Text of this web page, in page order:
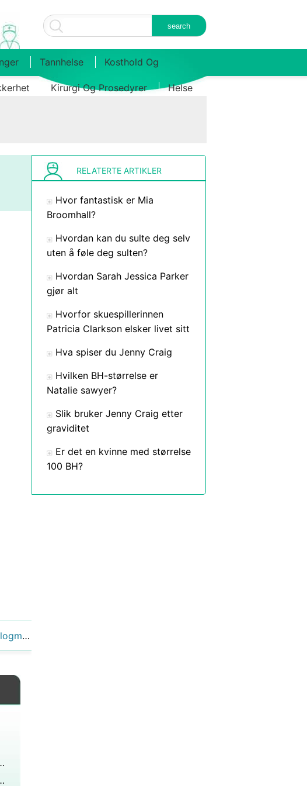
Tannhelse Kosthold Og
Kirurgi Og Prosedyrer Helse
Hvor gammel er mote- og katalogmodellen Bethany Nagy?
Craig eller Nutrisystem Diet
hvis hun er gravid?
RELATERTE ARTIKLER
Hvor fantastisk er Mia
Broomhall?
Hvordan kan du sulte deg selv
uten å føle deg sulten?
Hvordan Sarah Jessica Parker
gjør alt
Hvorfor skuespillerinnen
Patricia Clarkson elsker livet sitt
Hva spiser du Jenny Craig
Hvilken BH-størrelse er
Natalie sawyer?
Slik bruker Jenny Craig etter
graviditet
Er det en kvinne med størrelse
100 BH?